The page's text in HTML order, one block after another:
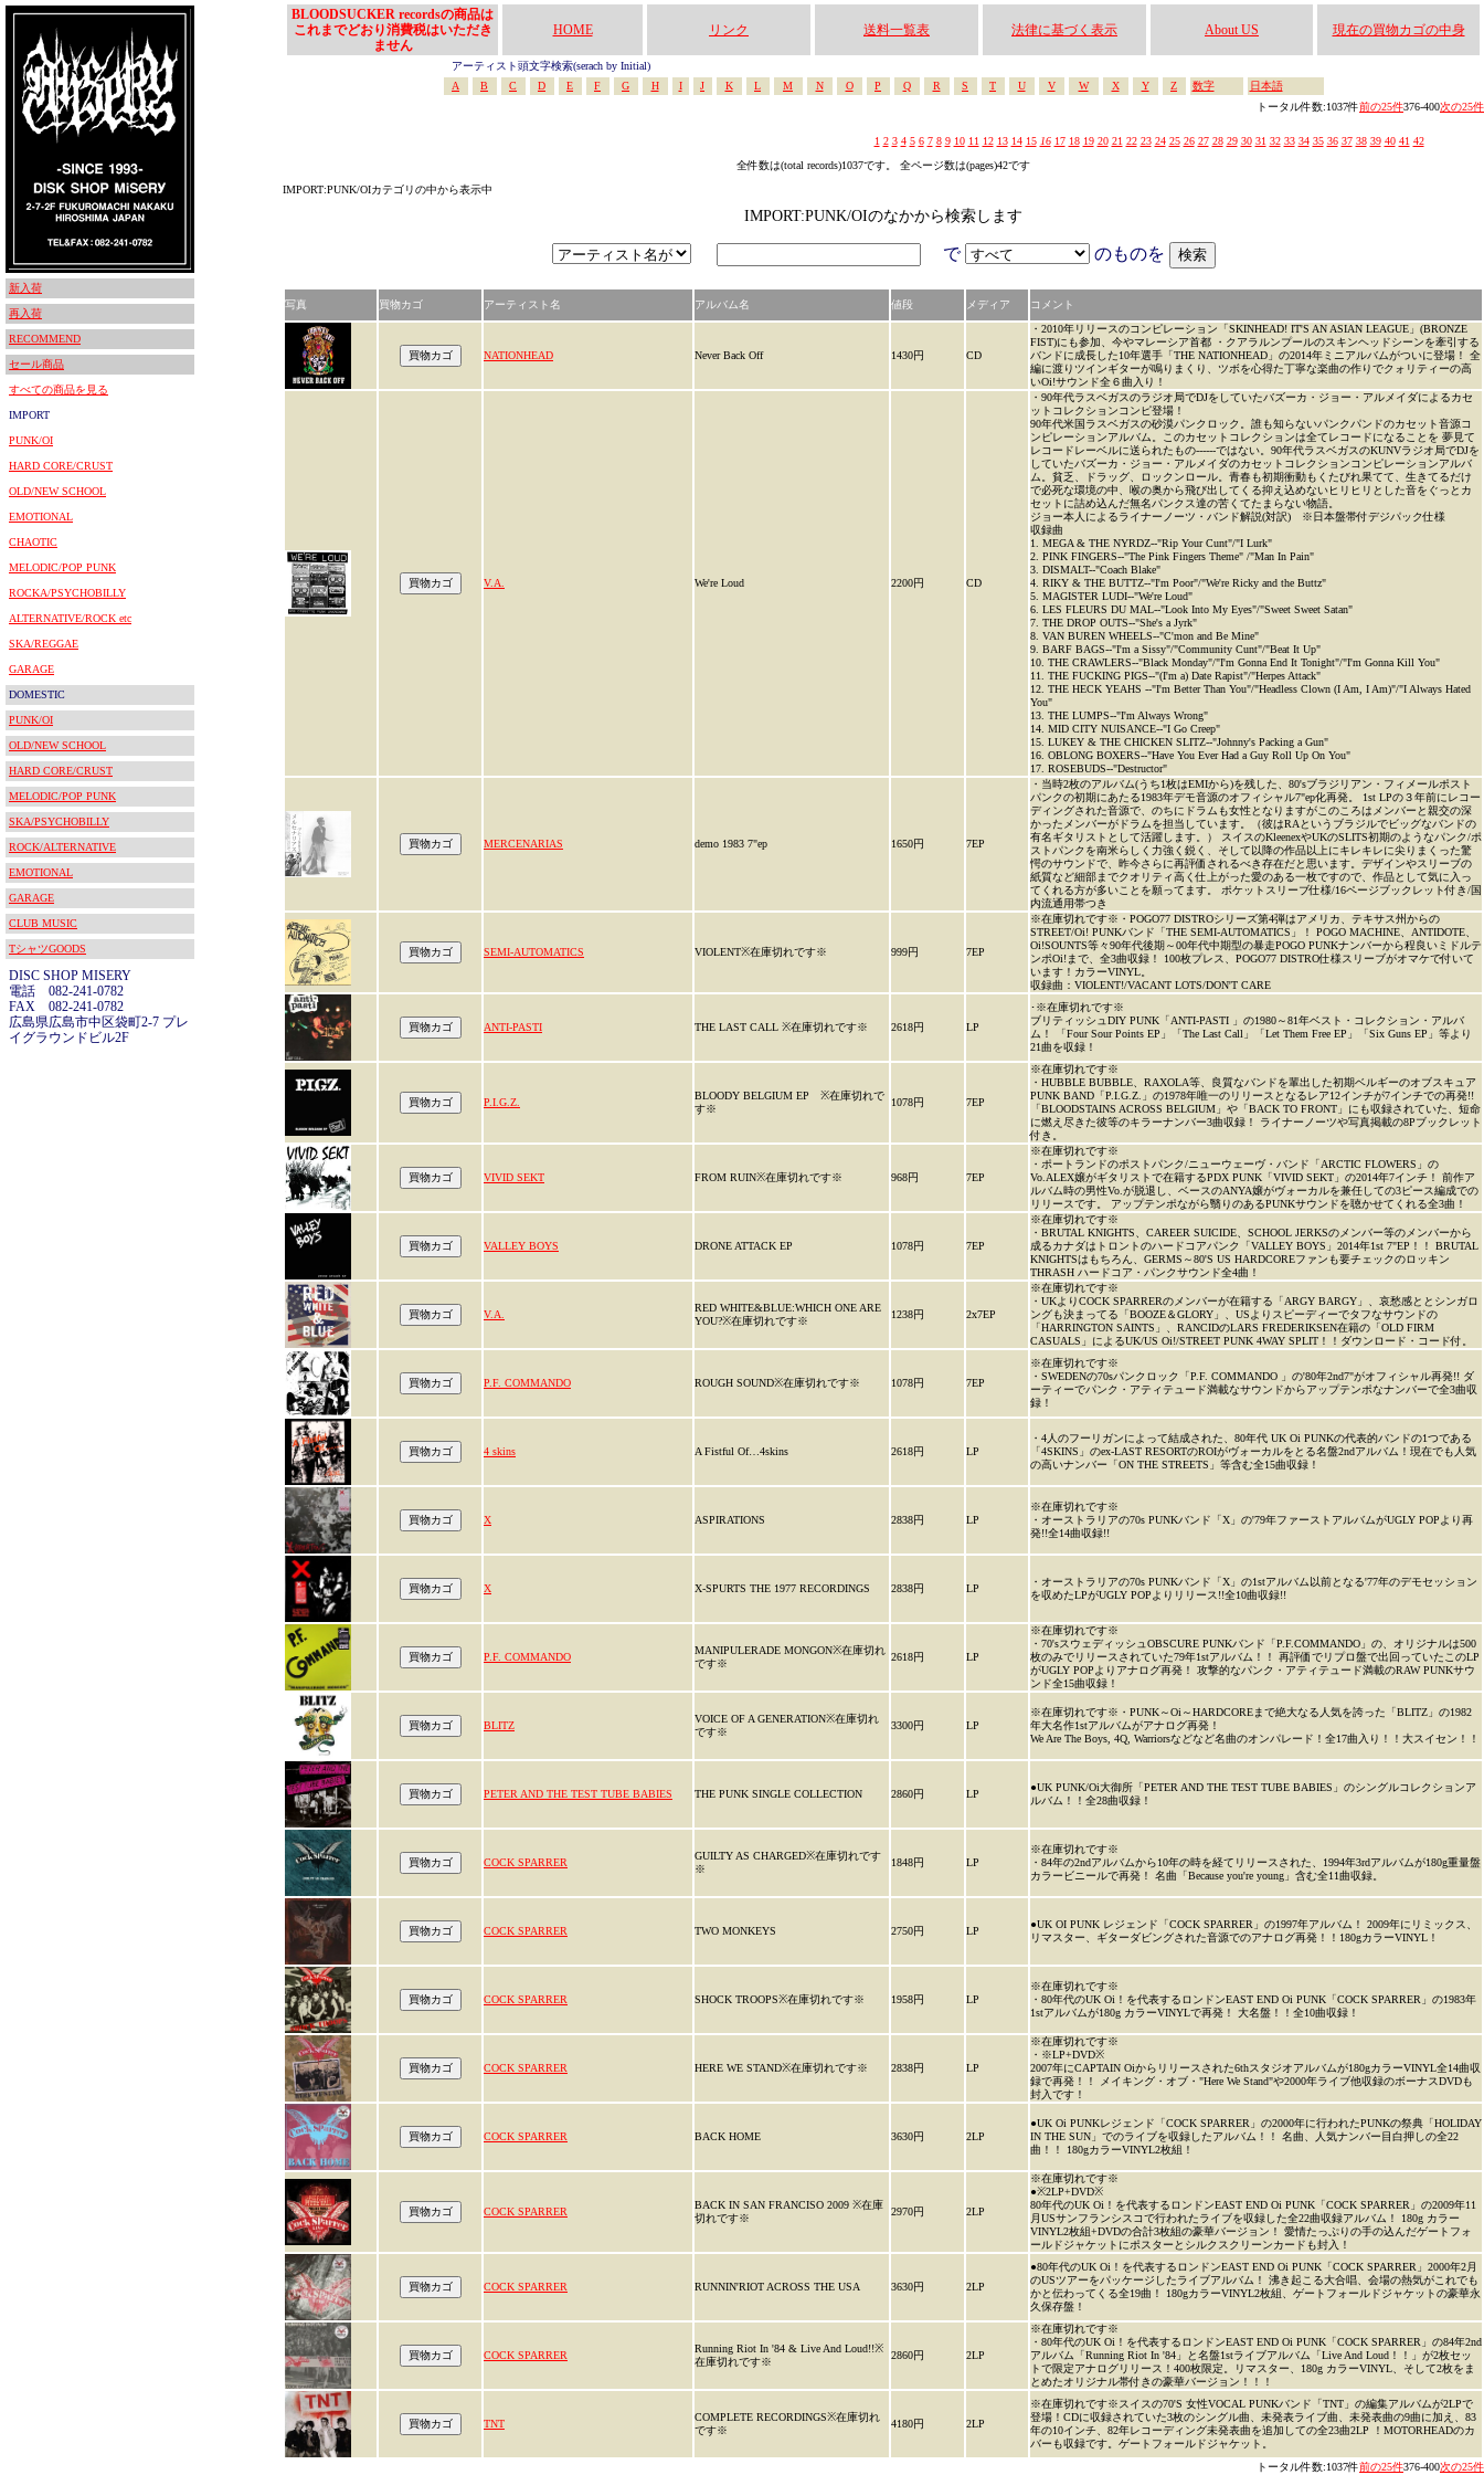
新入荷
再入荷
RECOMMEND
セール商品
すべての商品を見る
IMPORT
PUNK/OI
HARD CORE/CRUST
OLD/NEW SCHOOL
EMOTIONAL
CHAOTIC
MELODIC/POP PUNK
ROCKA/PSYCHOBILLY
ALTERNATIVE/ROCK etc
SKA/REGGAE
GARAGE
DOMESTIC
PUNK/OI
OLD/NEW SCHOOL
HARD CORE/CRUST
MELODIC/POP PUNK
SKA/PSYCHOBILLY
ROCK/ALTERNATIVE
EMOTIONAL
GARAGE
CLUB MUSIC
TシャツGOODS
DISC SHOP MISERY
電話 082-241-0782
FAX 082-241-0782
広島県広島市中区袋町2-7 プレ
イグラウンドビル2F
BLOODSUCKER recordsの商品は
これまでどおり消費税はいただき
ません
HOME リンク 送料一覧表 法律に基づく表示 About US 現在の買物カゴの中身
アーティスト頭文字検索(serach by Initial)
A
B C D E F G H I J K L M N O P Q R S T U V W X Y Z 数字
日本語
トータル件数:1037件前の25件376-400次の25件
1 2 3 4 5 6 7 8 9 10 11 12 13 14 15 16 17 18 19 20 21 22 23 24 25 26 27 28 29 30 31 32 33 34 35 36 37 38 39 40 41 42
全件数は(total records)1037です。 全ページ数は(pages)42です
IMPORT:PUNK/OIカテゴリの中から表示中
IMPORT:PUNK/OIのなかから検索します
で のものを
写真 買物カゴ アーティスト名 アルバム名 値段 メディア コメント
NATIONHEAD Never Back Off 1430円 CD
・2010年リリースのコンピレーション「SKINHEAD! IT'S AN ASIAN LEAGUE」(BRONZE
FIST)にも参加、今やマレーシア首都 ・クアラルンプールのスキンヘッドシーンを牽引する
バンドに成長した10年選手「THE NATIONHEAD」の2014年ミニアルバムがついに登場！ 全
編に渡りツインギターが鳴りまくり、ツボを心得た丁寧な楽曲の作りでクォリティーの高
いOi!サウンド全６曲入り！
V.A. We're Loud 2200円 CD
・90年代ラスベガスのラジオ局でDJをしていたバズーカ・ジョー・アルメイダによるカセ
ットコレクションコンピ登場！
90年代米国ラスベガスの砂漠パンクロック。誰も知らないパンクパンドのカセット音源コ
ンピレーションアルバム。このカセットコレクションは全てレコードになることを 夢見て
レコードレーベルに送られたもの------ではない。90年代ラスベガスのKUNVラジオ局でDJを
していたバズーカ・ジョー・アルメイダのカセットコレクションコンピレーションアルバ
ム。貧乏、ドラッグ、ロックンロール。青春も初期衝動もくたびれ果てて、生きてるだけ
で必死な環境の中、喉の奥から飛び出してくる抑え込めないヒリヒリとした音をぐっとカ
セットに詰め込んだ無名パンクス達の苦くてたまらない物語。
ジョー本人によるライナーノーツ・バンド解説(対訳) ※日本盤帯付デジパック仕様
収録曲
1. MEGA & THE NYRDZ--"Rip Your Cunt"/"I Lurk"
2. PINK FINGERS--"The Pink Fingers Theme" /"Man In Pain"
3. DISMALT--"Coach Blake"
4. RIKY & THE BUTTZ--"I'm Poor"/"We're Ricky and the Buttz"
5. MAGISTER LUDI--"We're Loud"
6. LES FLEURS DU MAL--"Look Into My Eyes"/"Sweet Sweet Satan"
7. THE DROP OUTS--"She's a Jyrk"
8. VAN BUREN WHEELS--"C'mon and Be Mine"
9. BARF BAGS--"I'm a Sissy"/"Community Cunt"/"Beat It Up"
10. THE CRAWLERS--"Black Monday"/"I'm Gonna End It Tonight"/"I'm Gonna Kill You"
11. THE FUCKING PIGS--"(I'm a) Date Rapist"/"Herpes Attack"
12. THE HECK YEAHS --"I'm Better Than You"/"Headless Clown (I Am, I Am)"/"I Always Hated
You"
13. THE LUMPS--"I'm Always Wrong"
14. MID CITY NUISANCE--"I Go Creep"
15. LUKEY & THE CHICKEN SLITZ--"Johnny's Packing a Gun"
16. OBLONG BOXERS--"Have You Ever Had a Guy Roll Up On You"
17. ROSEBUDS--"Destructor"
MERCENARIAS demo 1983 7"ep 1650円 7EP
・当時2枚のアルバム(うち1枚はEMIから)を残した、80'sブラジリアン・フィメールポスト
パンクの初期にあたる1983年デモ音源のオフィシャル7"ep化再発。 1st LPの３年前にレコー
ディングされた音源で、のちにドラムも女性となりますがこのころはメンバーと親交の深
かったメンバーがドラムを担当しています。（彼はRAというブラジルでビッグなバンドの
有名ギタリストとして活躍します。） スイスのKleenexやUKのSLITS初期のようなパンク/ポ
ストパンクを南米らしく力強く鋭く、そして以降の作品以上にキレキレに尖りまくった驚
愕のサウンドで、昨今さらに再評価されるべき存在だと思います。デザインやスリーブの
紙質など細部までクオリティ高く仕上がった愛のある一枚ですので、作品として気に入っ
てくれる方が多いことを願ってます。 ポケットスリーブ仕様/16ページブックレット付き/国
内流通用帯つき
SEMI-AUTOMATICS VIOLENT※在庫切れです※ 999円 7EP
※在庫切れです※・POGO77 DISTROシリーズ第4弾はアメリカ、テキサス州からの
STREET/Oi! PUNKバンド「THE SEMI-AUTOMATICS」！ POGO MACHINE、ANTIDOTE、
Oi!SOUNTS等々90年代後期～00年代中期型の暴走POGO PUNKナンバーから程良いミドルテ
ンポOi!まで、全3曲収録！ 100枚プレス、POGO77 DISTRO仕様スリーブがオマケで付いて
います！カラーVINYL。
収録曲：VIOLENT!/VACANT LOTS/DON'T CARE
ANTI-PASTI THE LAST CALL ※在庫切れです※ 2618円 LP
･※在庫切れです※
ブリティッシュDIY PUNK「ANTI-PASTI 」の1980～81年ベスト・コレクション・アルバ
ム！ 「Four Sour Points EP」「The Last Call」「Let Them Free EP」「Six Guns EP」等より
21曲を収録！
P.I.G.Z.
BLOODY BELGIUM EP ※在庫切れで
す※
1078円 7EP
※在庫切れです※
・HUBBLE BUBBLE、RAXOLA等、良質なバンドを輩出した初期ベルギーのオブスキュア
PUNK BAND「P.I.G.Z.」の1978年唯一のリリースとなるレア12インチが7インチでの再発!!
「BLOODSTAINS ACROSS BELGIUM」や「BACK TO FRONT」にも収録されていた、短命
に燃え尽きた彼等のキラーナンバー3曲収録！ ライナーノーツや写真掲載の8Pブックレット
付き。
VIVID SEKT FROM RUIN※在庫切れです※ 968円 7EP
※在庫切れです※
・ポートランドのポストパンク/ニューウェーヴ・バンド「ARCTIC FLOWERS」の
Vo.ALEX嬢がギタリストで在籍するPDX PUNK「VIVID SEKT」の2014年7インチ！ 前作ア
ルバム時の男性Vo.が脱退し、ベースのANYA嬢がヴォーカルを兼任しての3ピース編成での
リリースです。 アップテンポながら翳りのあるPUNKサウンドを聴かせてくれる全3曲！
VALLEY BOYS DRONE ATTACK EP 1078円 7EP
※在庫切れです※
・BRUTAL KNIGHTS、CAREER SUICIDE、SCHOOL JERKSのメンバー等のメンバーから
成るカナダはトロントのハードコアパンク「VALLEY BOYS」2014年1st 7"EP！！ BRUTAL
KNIGHTSはもちろん、GERMS～80'S US HARDCOREファンも要チェックのロッキン
THRASH ハードコア・パンクサウンド全4曲！
V.A.
RED WHITE&BLUE:WHICH ONE ARE
YOU?※在庫切れです※
1238円 2x7EP
※在庫切れです※
・UKよりCOCK SPARRERのメンバーが在籍する「ARGY BARGY」、哀愁感ととシンガロ
ングも決まってる「BOOZE＆GLORY」、USよりスピーディーでタフなサウンドの
「HARRINGTON SAINTS」、RANCIDのLARS FREDERIKSEN在籍の「OLD FIRM
CASUALS」によるUK/US Oi!/STREET PUNK 4WAY SPLIT！！ダウンロード・コード付。
P.F. COMMANDO ROUGH SOUND※在庫切れです※ 1078円 7EP
※在庫切れです※
・SWEDENの70sパンクロック「P.F. COMMANDO 」の'80年2nd7"がオフィシャル再発!! ダ
ーティーでパンク・アティテュード満載なサウンドからアップテンポなナンバーで全3曲収
録！
4 skins A Fistful Of…4skins 2618円 LP
・4人のフーリガンによって結成された、80年代 UK Oi PUNKの代表的バンドの1つである
「4SKINS」のex-LAST RESORTのROIがヴォーカルをとる名盤2ndアルバム！現在でも人気
の高いナンバー「ON THE STREETS」等含む全15曲収録！
X ASPIRATIONS 2838円 LP
※在庫切れです※
・オーストラリアの70s PUNKバンド「X」の'79年ファーストアルバムがUGLY POPより再
発!!全14曲収録!!
X X-SPURTS THE 1977 RECORDINGS 2838円 LP
・オーストラリアの70s PUNKバンド「X」の1stアルバム以前となる'77年のデモセッション
を収めたLPがUGLY POPよりリリース!!全10曲収録!!
P.F. COMMANDO
MANIPULERADE MONGON※在庫切れ
です※
2618円 LP
※在庫切れです※
・70'sスウェディッシュOBSCURE PUNKバンド「P.F.COMMANDO」の、オリジナルは500
枚のみでリリースされていた79年1stアルバム！！ 再評価でリプロ盤で出回っていたこのLP
がUGLY POPよりアナログ再発！ 攻撃的なパンク・アティテュード満載のRAW PUNKサウ
ンド全15曲収録！
BLITZ
VOICE OF A GENERATION※在庫切れ
です※
3300円 LP
※在庫切れです※・PUNK～Oi～HARDCOREまで絶大なる人気を誇った「BLITZ」の1982
年大名作1stアルバムがアナログ再発！
We Are The Boys, 4Q, Warriorsなどなど名曲のオンパレード！全17曲入り！！大スイセン！！
PETER AND THE TEST TUBE BABIES THE PUNK SINGLE COLLECTION 2860円 LP
●UK PUNK/Oi大御所「PETER AND THE TEST TUBE BABIES」のシングルコレクションア
ルバム！！全28曲収録！
COCK SPARRER
GUILTY AS CHARGED※在庫切れです
※
1848円 LP
※在庫切れです※
・84年の2ndアルバムから10年の時を経てリリースされた、1994年3rdアルバムが180g重量盤
カラービニールで再発！ 名曲「Because you're young」含む全11曲収録。
COCK SPARRER TWO MONKEYS 2750円 LP
●UK OI PUNK レジェンド「COCK SPARRER」の1997年アルバム！ 2009年にリミックス、
リマスター、ギターダビングされた音源でのアナログ再発！！180gカラーVINYL！
COCK SPARRER SHOCK TROOPS※在庫切れです※ 1958円 LP
※在庫切れです※
・80年代のUK Oi！を代表するロンドンEAST END Oi PUNK「COCK SPARRER」の1983年
1stアルバムが180g カラーVINYLで再発！ 大名盤！！全10曲収録！
COCK SPARRER HERE WE STAND※在庫切れです※ 2838円 LP
※在庫切れです※
・※LP+DVD※
2007年にCAPTAIN Oiからリリースされた6thスタジオアルバムが180gカラーVINYL全14曲収
録で再発！！ メイキング・オブ・"Here We Stand"や2000年ライブ他収録のボーナスDVDも
封入です！
COCK SPARRER BACK HOME 3630円 2LP
●UK Oi PUNKレジェンド「COCK SPARRER」の2000年に行われたPUNKの祭典「HOLIDAY
IN THE SUN」でのライブを収録したアルバム！！ 名曲、人気ナンバー目白押しの全22
曲！！ 180gカラーVINYL2枚組！
COCK SPARRER
BACK IN SAN FRANCISO 2009 ※在庫
切れです※
2970円 2LP
※在庫切れです※
●※2LP+DVD※
80年代のUK Oi！を代表するロンドンEAST END Oi PUNK「COCK SPARRER」の2009年11
月USサンフランシスコで行われたライブを収録した全22曲収録アルバム！ 180g カラー
VINYL2枚組+DVDの合計3枚組の豪華バージョン！ 愛情たっぷりの手の込んだゲートフォ
ールドジャケットにポスターとシルクスクリーンカードも封入！
COCK SPARRER RUNNIN'RIOT ACROSS THE USA 3630円 2LP
●80年代のUK Oi！を代表するロンドンEAST END Oi PUNK「COCK SPARRER」2000年2月
のUSツアーをパッケージしたライブアルバム！ 沸き起こる大合唱、会場の熱気がこれでも
かと伝わってくる全19曲！ 180gカラーVINYL2枚組、ゲートフォールドジャケットの豪華永
久保存盤！
COCK SPARRER
Running Riot In '84 & Live And Loud!!※
在庫切れです※
2860円 2LP
※在庫切れです※
・80年代のUK Oi！を代表するロンドンEAST END Oi PUNK「COCK SPARRER」の84年2nd
アルバム「Running Riot In '84」と名盤1stライブアルバム「Live And Loud！！」が2枚セッ
トで限定アナログリリース！400枚限定。リマスター、180g カラーVINYL、そして2枚をま
とめたオリジナル帯付きの豪華バージョン！！！
TNT
COMPLETE RECORDINGS※在庫切れ
です※
4180円 2LP
※在庫切れです※スイスの70'S 女性VOCAL PUNKバンド「TNT」の編集アルバムが2LPで
登場！CDに収録されていた3枚のシングル曲、未発表ライブ曲、未発表曲の9曲に加え、83
年の10インチ、82年レコーディング未発表曲を追加しての全23曲2LP ！MOTORHEADのカ
バーも収録です。ゲートフォールドジャケット。
トータル件数:1037件前の25件376-400次の25件